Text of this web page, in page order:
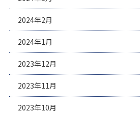
2024年2月
2024年1月
2023年12月
2023年11月
2023年10月